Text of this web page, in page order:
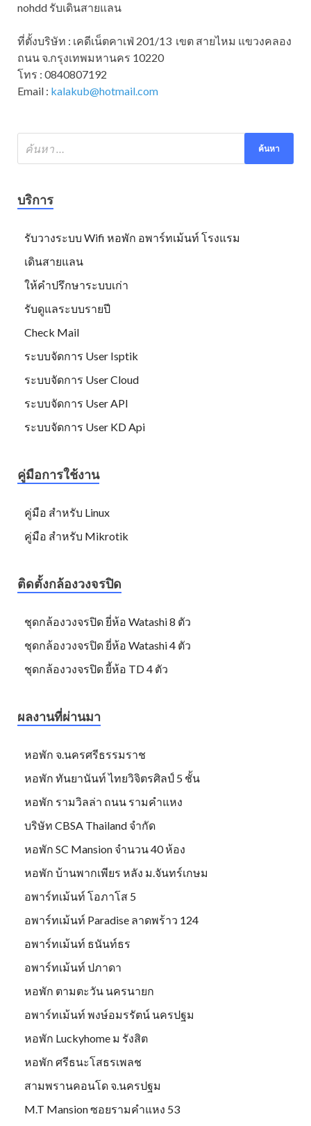
nohdd รับเดินสายแลน
ที่ตั้งบริษัท : เคดีเน็ตคาเฟ่ 201/13 เขต สายไหม แขวงคลอง
ถนน จ.กรุงเทพมหานคร 10220
โทร : 0840807192
Email : kalakub@hotmail.com
บริการ
รับวางระบบ Wifi หอพัก อพาร์ทเม้นท์ โรงแรม
เดินสายแลน
ให้คำปรึกษาระบบเก่า
รับดูแลระบบรายปี
Check Mail
ระบบจัดการ User Isptik
ระบบจัดการ User Cloud
ระบบจัดการ User API
ระบบจัดการ User KD Api
คู่มือการใช้งาน
คู่มือ สำหรับ Linux
คู่มือ สำหรับ Mikrotik
ติดตั้งกล้องวงจรปิด
ชุดกล้องวงจรปิด ยี่ห้อ Watashi 8 ตัว
ชุดกล้องวงจรปิด ยี่ห้อ Watashi 4 ตัว
ชุดกล้องวงจรปิด ยี้ห้อ TD 4 ตัว
ผลงานที่ผ่านมา
หอพัก จ.นครศรีธรรมราช
หอพัก ทันยานันท์ ไทยวิจิตรศิลป์ 5 ชั้น
หอพัก รามวิลล่า ถนน รามคำแหง
บริษัท CBSA Thailand จำกัด
หอพัก SC Mansion จำนวน 40 ห้อง
หอพัก บ้านพากเพียร หลัง ม.จันทร์เกษม
อพาร์ทเม้นท์ โอภาโส 5
อพาร์ทเม้นท์ Paradise ลาดพร้าว 124
อพาร์ทเม้นท์ ธนันท์ธร
อพาร์ทเม้นท์ ปภาดา
หอพัก ตามตะวัน นครนายก
อพาร์ทเม้นท์ พงษ์อมรรัตน์ นครปฐม
หอพัก Luckyhome ม รังสิต
หอพัก ศรีธนะโสธรเพลช
สามพรานคอนโด จ.นครปฐม
M.T Mansion ซอยรามคำแหง 53